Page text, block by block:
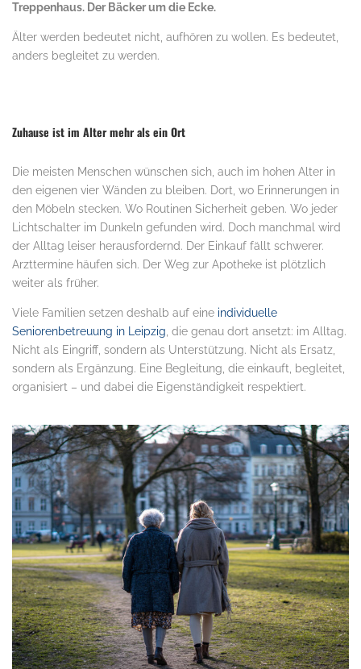
Treppenhaus. Der Bäcker um die Ecke.
Älter werden bedeutet nicht, aufhören zu wollen. Es bedeutet,
anders begleitet zu werden.
Zuhause ist im Alter mehr als ein Ort
Die meisten Menschen wünschen sich, auch im hohen Alter in
den eigenen vier Wänden zu bleiben. Dort, wo Erinnerungen in
den Möbeln stecken. Wo Routinen Sicherheit geben. Wo jeder
Lichtschalter im Dunkeln gefunden wird. Doch manchmal wird
der Alltag leiser herausfordernd. Der Einkauf fällt schwerer.
Arzttermine häufen sich. Der Weg zur Apotheke ist plötzlich
weiter als früher.
Viele Familien setzen deshalb auf eine individuelle
Seniorenbetreuung in Leipzig , die genau dort ansetzt: im Alltag.
Nicht als Eingriff, sondern als Unterstützung. Nicht als Ersatz,
sondern als Ergänzung. Eine Begleitung, die einkauft, begleitet,
organisiert – und dabei die Eigenständigkeit respektiert.